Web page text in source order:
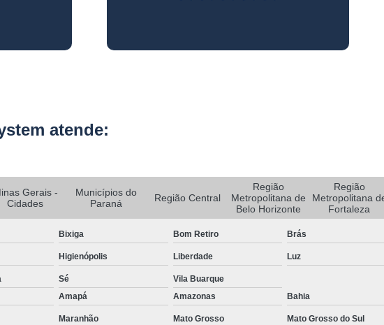
Rastreador de Veiculos Portatil
Rastreador Automotivo Belo Horizonte
Rastreador e Bloqueador Automotivo
Rastreador e Bloqueador Veicular
Rastreador Gps Automotivo
Empresa de Rastreamento de Caminhões
Rastreador de Caminhão
atende:
Gerais -
Cidades
Municípios do
Paraná
Região Central
Região
Metropolitana de
Belo Horizonte
Região
Metropolitana
Fortaleza
Bixiga Bom Retiro Brás
Higienópolis Liberdade Luz
Sé
Vila Buarque
Amapá Amazonas Bahia
Maranhão Mato Grosso Mato Grosso do Sul